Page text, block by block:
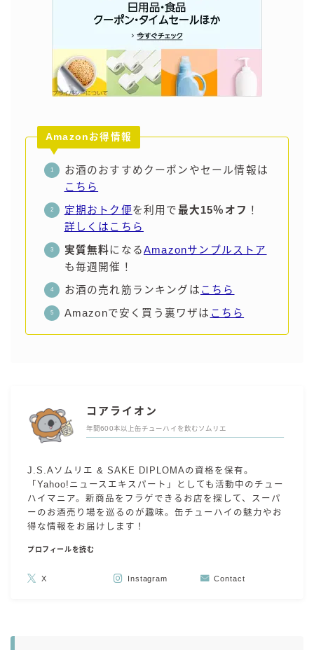
Amazonお得情報
お酒のおすすめクーポンやセール情報は
こちら
定期おトク便を利用で最大15％オフ ！
詳しくはこちら
実質無料になるAmazonサンプルストア
も毎週開催！
お酒の売れ筋ランキングは こちら
Amazonで安く買う裏ワザは こちら
コアライオン
年間600本以上缶チューハイを飲むソムリエ
J.S.Aソムリエ & SAKE DIPLOMAの資格を保有。
「Yahoo!ニュースエキスパート」としても活動中のチュー
ハイマニア。新商品をフラゲできるお店を探して、スーパ
ーのお酒売り場を巡るのが趣味。缶チューハイの魅力やお
得な情報をお届けします！
プロフィールを読む
X Instagram Contact